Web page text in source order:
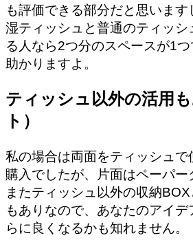
も評価できる部分だと思いま
湿ティッシュと普通のティッシ
る人なら2つ分のスペースが1
助かりますよ。
ティッシュ以外の活用
ト）
私の場合は両面をティッシュで
購入でしたが、
片面はペーパー
またティッシュ以外の収納
もありなので、あなたのアイデ
らに良くなるかも知れません。